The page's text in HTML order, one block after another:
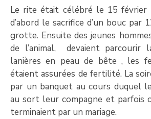
Le rite était célébré le 15 février
d’abord le sacrifice d’un bouc par
grotte. Ensuite des jeunes
de l’animal, devaient parcourir
lanières en peau de bête , les
étaient assurées de fertilité. La
par un banquet au cours duquel
au sort leur compagne et parfois
terminaient par un mariage.